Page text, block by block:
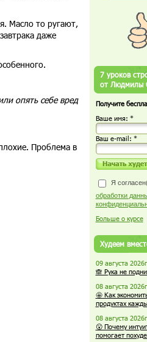
Масло то ругают,
даже
опять себе вред
Проблема в
7 уроков
от Людмилы
Получите
Ваше имя: *
Ваш е-mail: *
Я
обработки
Больше о курсе
Худеем
09 августа
🙈 Рука не
08 августа
🤩 Как
продуктах
08 августа
😮 Почему
помогает